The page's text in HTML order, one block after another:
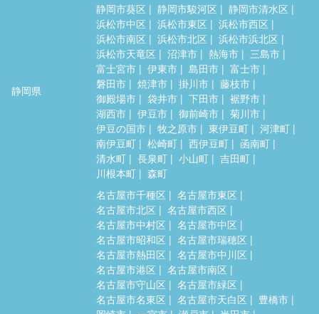
静岡県
静岡市葵区 静岡市駿河区
静岡市清水区
浜松市中区
浜松市東区
浜松市西区
浜松市南区
浜松市北区
浜松市浜北区
浜松市天竜区
沼津市 熱海市
三島市
富士宮市
伊東市 島田市
富士市
磐田市
焼津市 掛川市
藤枝市
御殿場市
袋井市 下田市
裾野市
湖西市
伊豆市 御前崎市
菊川市
伊豆の国市
牧之原市 東伊豆町
河津町
南伊豆町
松崎町 西伊豆町
函南町
清水町
長泉町 小山町
吉田町
川根本町
森町
名古屋市千種区
名古屋市東区
名古屋市北区
名古屋市西区
名古屋市中村区
名古屋市中区
名古屋市昭和区
名古屋市瑞穂区
名古屋市熱田区
名古屋市中川区
名古屋市港区
名古屋市南区
名古屋市守山区
名古屋市緑区
名古屋市名東区
名古屋市天白区
豊橋市